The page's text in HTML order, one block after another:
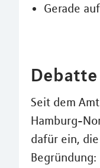
Gerade
Seit dem
Hamburg-
dafür ein,